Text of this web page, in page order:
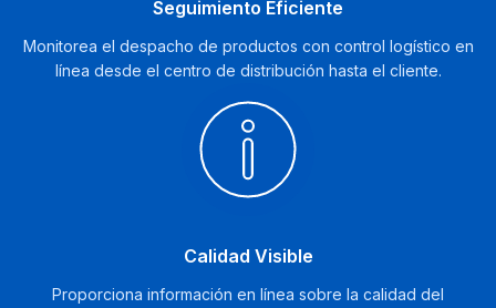
Seguimiento Eficiente
Monitorea el despacho de productos con control logístico en
línea desde el centro de distribución hasta el cliente.
Calidad Visible
Proporciona información en línea sobre la calidad del